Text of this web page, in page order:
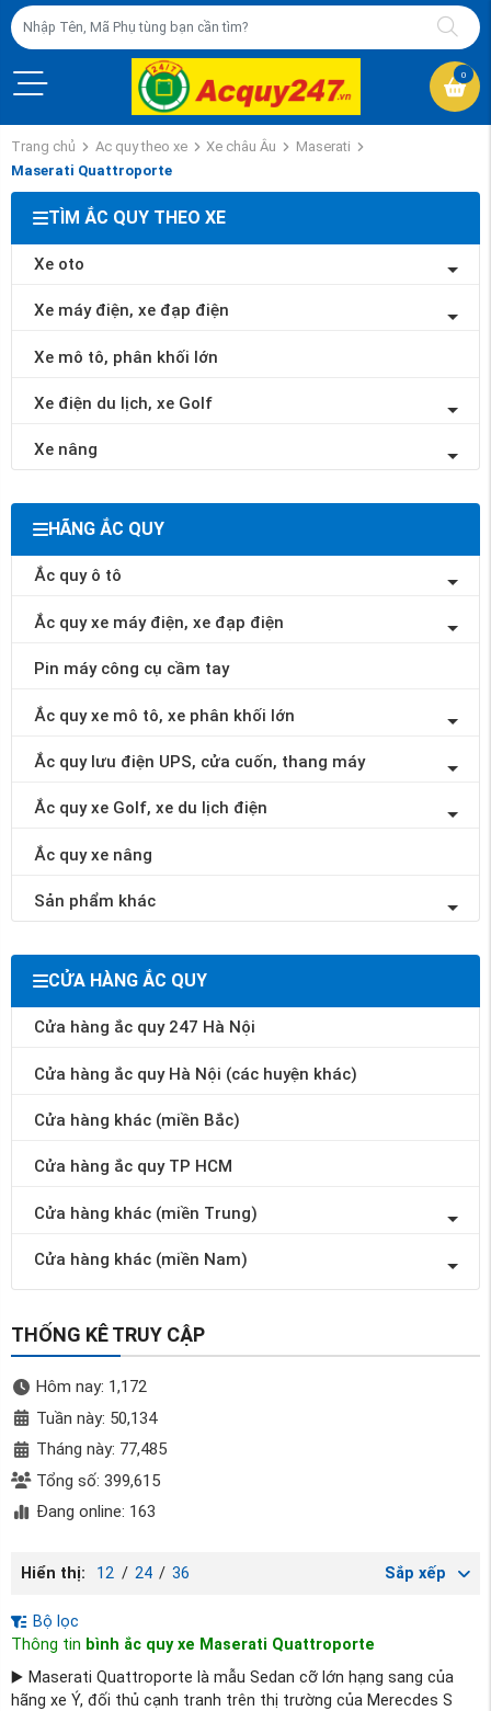
0
Trang chủ Ac quy theo xe Xe châu Âu
Maserati
Maserati Quattroporte
TÌM ẮC QUY THEO XE
Xe oto
Xe máy điện, xe đạp điện
Xe mô tô, phân khối lớn
Xe điện du lịch, xe Golf
Xe nâng
HÃNG ẮC QUY
Ắc quy ô tô
Ắc quy xe máy điện, xe đạp điện
Pin máy công cụ cầm tay
Ắc quy xe mô tô, xe phân khối lớn
Ắc quy lưu điện UPS, cửa cuốn, thang máy
Ắc quy xe Golf, xe du lịch điện
Ắc quy xe nâng
Sản phẩm khác
CỬA HÀNG ẮC QUY
Cửa hàng ắc quy 247 Hà Nội
Cửa hàng ắc quy Hà Nội (các huyện khác)
Cửa hàng khác (miền Bắc)
Cửa hàng ắc quy TP HCM
Cửa hàng khác (miền Trung)
Cửa hàng khác (miền Nam)
THỐNG KÊ TRUY CẬP
Hôm nay: 1,172
Tuần này: 50,134
Tháng này: 77,485
Tổng số: 399,615
Đang online: 163
Hiển thị: 12 / 24 / 36 Sắp xếp
Bộ lọc
Thông tin bình ắc quy xe Maserati Quattroporte
▶️ Maserati Quattroporte là mẫu Sedan cỡ lớn hạng sang của
hãng xe Ý, đối thủ cạnh tranh trên thị trường của Merecdes S